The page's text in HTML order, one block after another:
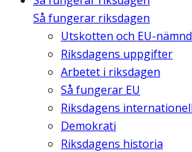
Så fungerar riksdagen
Utskotten och EU-
Riksdagens uppgifter
Arbetet i riksdagen
Så fungerar EU
Riksdagens
Demokrati
Riksdagens historia